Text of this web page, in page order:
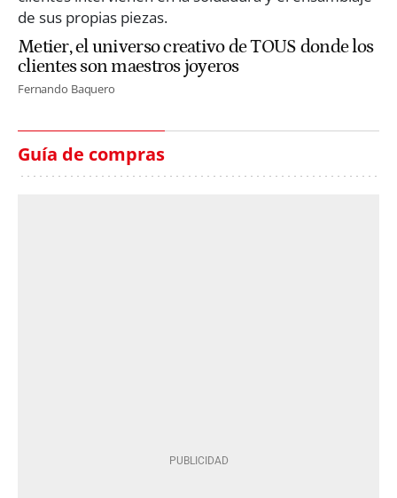
Metier, el universo creativo de TOUS donde los
clientes son maestros joyeros
Fernando Baquero
Guía de compras